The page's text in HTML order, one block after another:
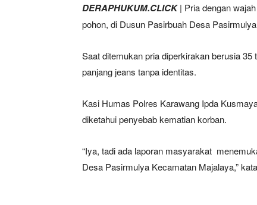
DERAPHUKUM.CLICK| Pria dengan
pohon, di Dusun Pasirbuah Desa
Saat ditemukan pria diperkirakan berusia
panjang jeans tanpa identitas.
Kasi Humas Polres Karawang Ipda
diketahui penyebab kematian korban.
“Iya, tadi ada laporan masyarakat
Desa Pasirmulya Kecamatan Majalaya,”